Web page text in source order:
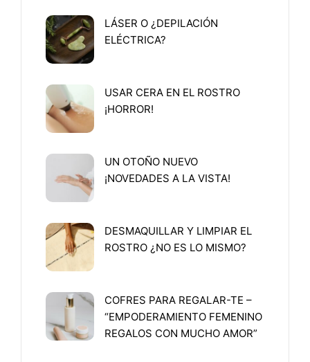
LÁSER O ¿DEPILACIÓN
ELÉCTRICA?
USAR CERA EN EL ROSTRO
¡HORROR!
UN OTOÑO NUEVO
¡NOVEDADES A LA VISTA!
DESMAQUILLAR Y LIMPIAR EL
ROSTRO ¿NO ES LO MISMO?
COFRES PARA REGALAR-TE –
“EMPODERAMIENTO FEMENINO
REGALOS CON MUCHO AMOR”